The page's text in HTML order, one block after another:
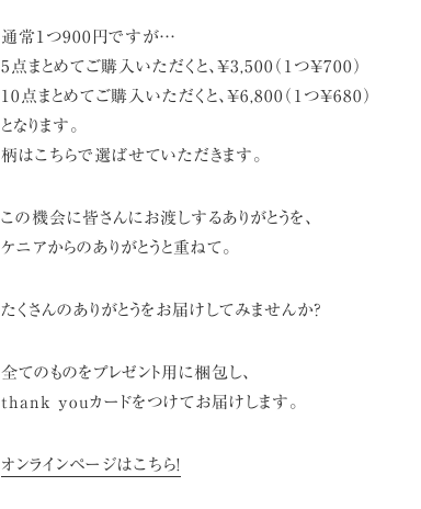
通常1つ900円ですが…
5点まとめてご購入いただくと、¥3,500（1つ¥700）
10点まとめてご購入いただくと、¥6,800（1つ¥680）
となります。
柄はこちらで選ばせていただきます。
この機会に皆さんにお渡しするありがとうを、
ケニアからのありがとうと重ねて。
たくさんのありがとうをお届けしてみませんか?
全てのものをプレゼント用に梱包し、
thank youカードをつけてお届けします。
オンラインページはこちら!